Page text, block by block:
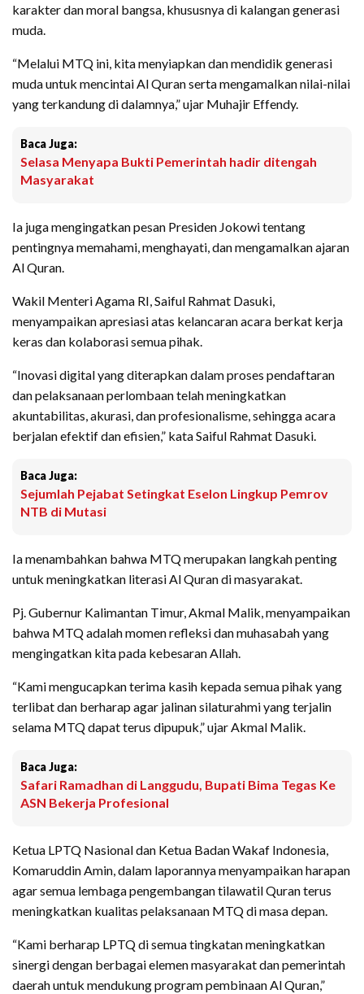
karakter dan moral bangsa, khususnya di kalangan generasi
muda.
“Melalui MTQ ini, kita menyiapkan dan mendidik generasi
muda untuk mencintai Al Quran serta mengamalkan nilai-nilai
yang terkandung di dalamnya,” ujar Muhajir Effendy.
Baca Juga:
Selasa Menyapa Bukti Pemerintah hadir ditengah
Masyarakat
Ia juga mengingatkan pesan Presiden Jokowi tentang
pentingnya memahami, menghayati, dan mengamalkan ajaran
Al Quran.
Wakil Menteri Agama RI, Saiful Rahmat Dasuki,
menyampaikan apresiasi atas kelancaran acara berkat kerja
keras dan kolaborasi semua pihak.
“Inovasi digital yang diterapkan dalam proses pendaftaran
dan pelaksanaan perlombaan telah meningkatkan
akuntabilitas, akurasi, dan profesionalisme, sehingga acara
berjalan efektif dan efisien,” kata Saiful Rahmat Dasuki.
Baca Juga:
Sejumlah Pejabat Setingkat Eselon Lingkup Pemrov
NTB di Mutasi
Ia menambahkan bahwa MTQ merupakan langkah penting
untuk meningkatkan literasi Al Quran di masyarakat.
Pj. Gubernur Kalimantan Timur, Akmal Malik, menyampaikan
bahwa MTQ adalah momen refleksi dan muhasabah yang
mengingatkan kita pada kebesaran Allah.
“Kami mengucapkan terima kasih kepada semua pihak yang
terlibat dan berharap agar jalinan silaturahmi yang terjalin
selama MTQ dapat terus dipupuk,” ujar Akmal Malik.
Baca Juga:
Safari Ramadhan di Langgudu, Bupati Bima Tegas Ke
ASN Bekerja Profesional
Ketua LPTQ Nasional dan Ketua Badan Wakaf Indonesia,
Komaruddin Amin, dalam laporannya menyampaikan harapan
agar semua lembaga pengembangan tilawatil Quran terus
meningkatkan kualitas pelaksanaan MTQ di masa depan.
“Kami berharap LPTQ di semua tingkatan meningkatkan
sinergi dengan berbagai elemen masyarakat dan pemerintah
daerah untuk mendukung program pembinaan Al Quran,”